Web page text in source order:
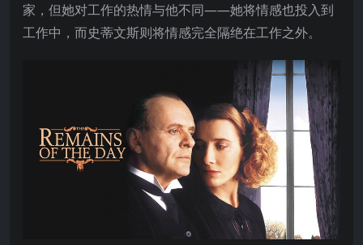
家，但她对工作的热情与他不同——她将情感也投入到
工作中，而史蒂文斯则将情感完全隔绝在工作之外。